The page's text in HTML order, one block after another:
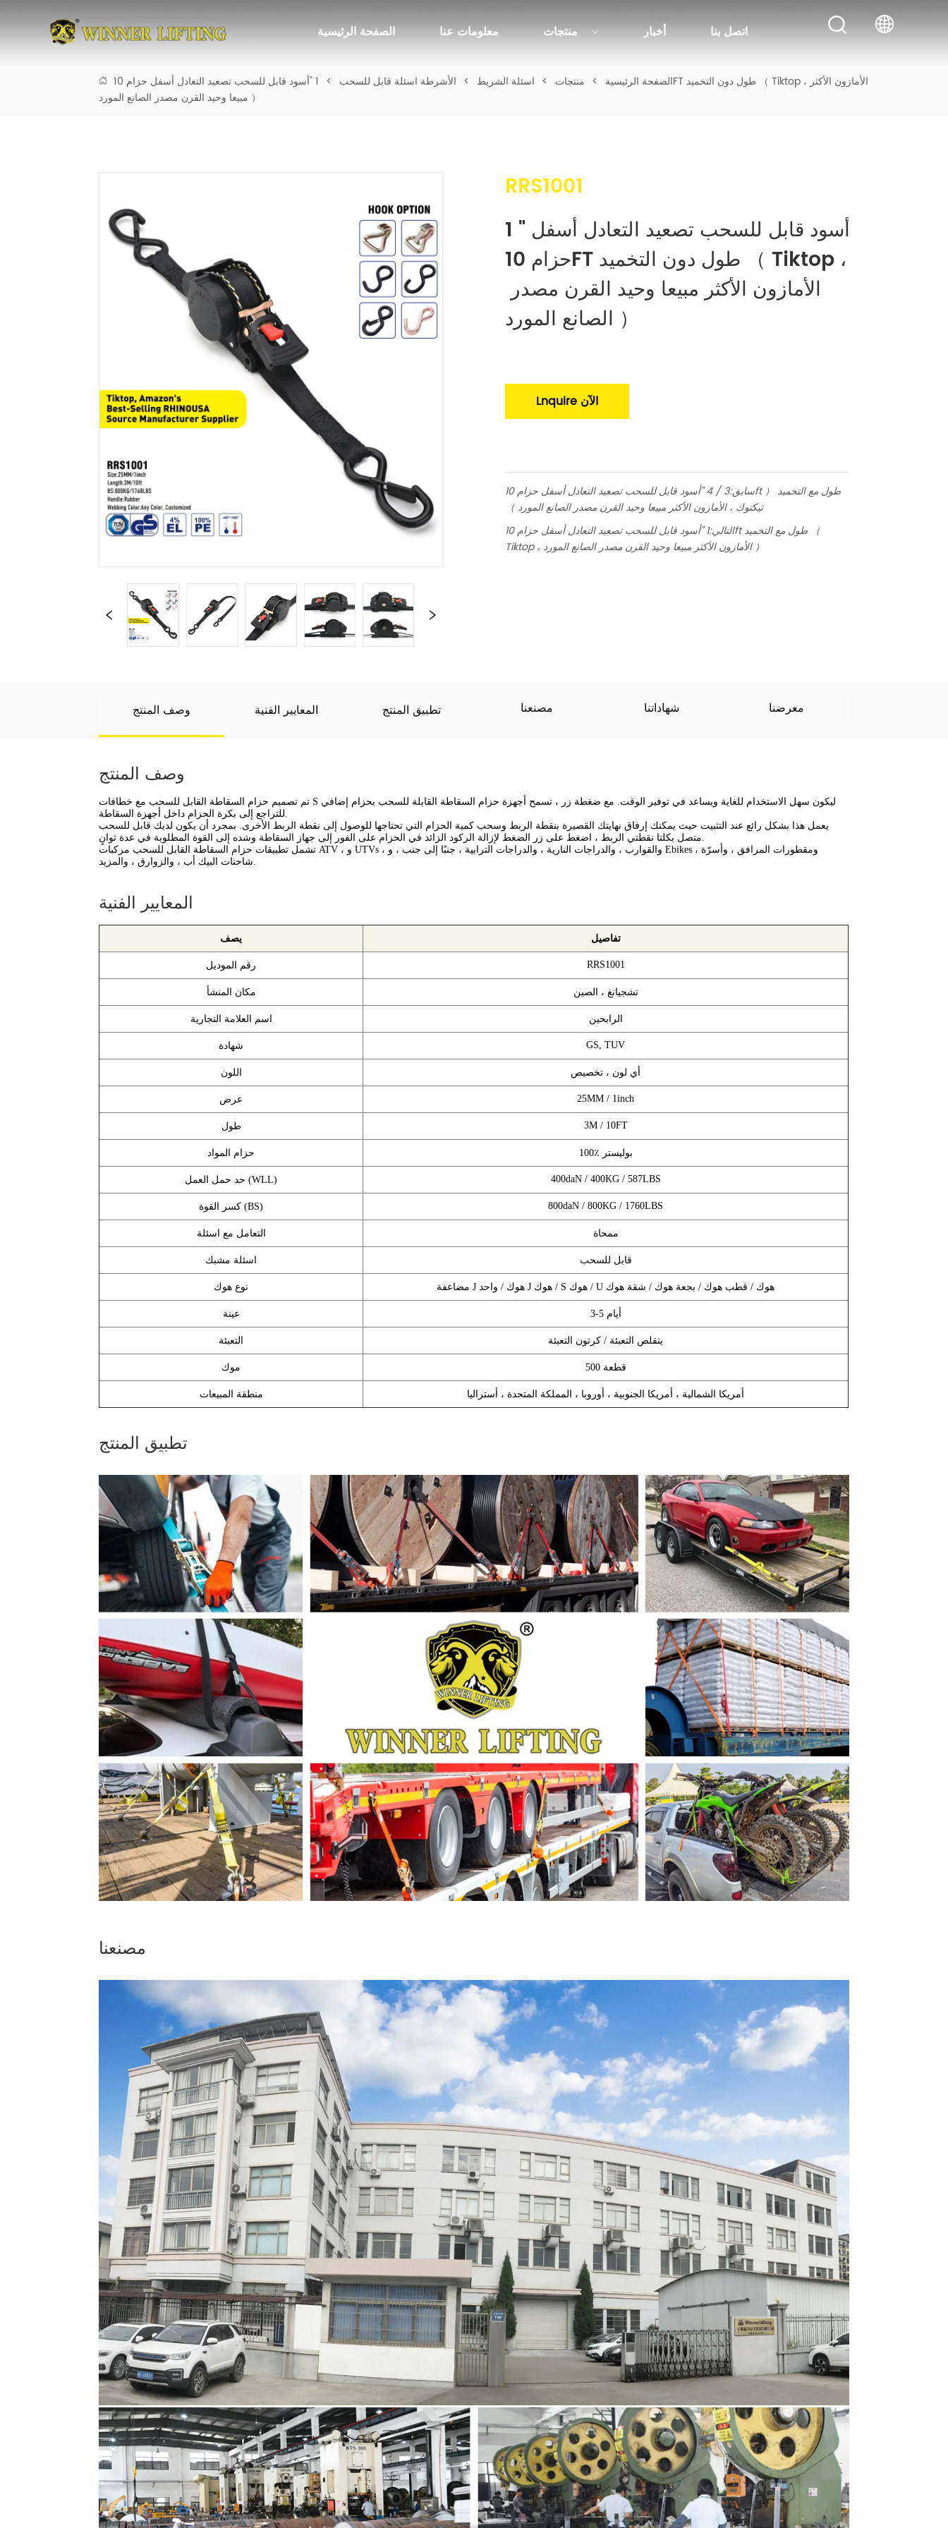
الصفحة الرئيسية معلومات عنا منتجات أخبار اتصل بنا
الصفحة الرئيسية > منتجات > اسئلة الشريط > الأشرطة اسئلة قابل للسحب >
1 "أسود قابل للسحب تصعيد التعادل أسفل حزام 10FT طول دون التخميد （ Tiktop ، الأمازون الأكثر
مبيعا وحيد القرن مصدر الصانع المورد ）
RRS1001
1 "أسود قابل للسحب تصعيد التعادل أسفل
حزام 10FT طول دون التخميد （ Tiktop ،
الأمازون الأكثر مبيعا وحيد القرن مصدر
الصانع المورد ）
Lnquire الآن
سابق:
3 / 4 "أسود قابل للسحب تصعيد التعادل أسفل حزام 10ft طول مع التخميد （
تيكتوك ، الأمازون الأكثر مبيعا وحيد القرن مصدر الصانع المورد ）
التالي:
1 "أسود قابل للسحب تصعيد التعادل أسفل حزام 10ft طول مع التخميد （
Tiktop ، الأمازون الأكثر مبيعا وحيد القرن مصدر الصانع المورد ）
وصف المنتج المعايير الفنية تطبيق المنتج مصنعنا شهاداتنا معرضنا
وصف المنتج
تم تصميم حزام السقاطة القابل للسحب مع خطافات S ليكون سهل الاستخدام للغاية ويساعد في توفير الوقت. مع ضغطة زر ، تسمح أجهزة حزام السقاطة القابلة للسحب بحزام إضافي
للتراجع إلى بكرة الحزام داخل أجهزة السقاطة.
يعمل هذا بشكل رائع عند التثبيت حيث يمكنك إرفاق نهايتك القصيرة بنقطة الربط وسحب كمية الحزام التي تحتاجها للوصول إلى نقطة الربط الأخرى. بمجرد أن يكون لديك قابل للسحب
متصل بكلتا نقطتي الربط ، اضغط على زر الضغط لإزالة الركود الزائد في الحزام على الفور إلى جهاز السقاطة وشده إلى القوة المطلوبة في عدة ثوانٍ.
تشمل تطبيقات حزام السقاطة القابل للسحب مركبات ATV ، و UTVs ، والقوارب ، والدراجات النارية ، والدراجات الترابية ، جنبًا إلى جنب ، و Ebikes ، ومقطورات المرافق ، وأسرّة
شاحنات البيك أب ، والزوارق ، والمزيد.
المعايير الفنية
يصف تفاصيل
رقم الموديل RRS1001
مكان المنشأ تشجيانغ ، الصين
اسم العلامة التجارية الرابحين
شهادة GS, TUV
اللون أي لون ، تخصيص
عرض 25MM / 1inch
طول 3M / 10FT
حزام المواد 100٪ بوليستر
حد حمل العمل (WLL) 400daN / 400KG / 587LBS
كسر القوة (BS) 800daN / 800KG / 1760LBS
التعامل مع اسئلة ممحاة
اسئلة مشبك قابل للسحب
نوع هوك مضاعفة J هوك / واحد J هوك / S هوك / U هوك / قطب هوك / بجعة هوك / شقة هوك
عينة 3-5 أيام
التعبئة يتقلص التعبئة / كرتون التعبئة
موك 500 قطعة
منطقة المبيعات أمريكا الشمالية ، أمريكا الجنوبية ، أوروبا ، المملكة المتحدة ، أستراليا
تطبيق المنتج
مصنعنا